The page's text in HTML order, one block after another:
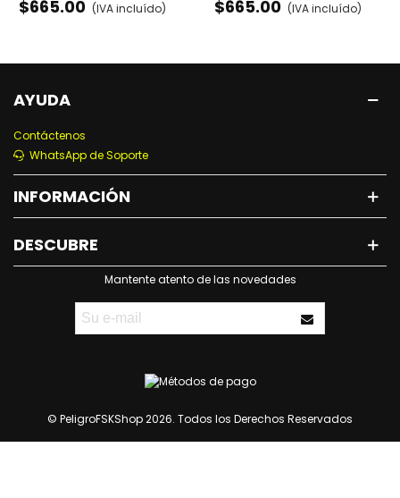
MUÑEQUERAS
$665.00 (IVA incluído)
MUÑEQUERAS
$665.00 (IVA incluído)
AYUDA
Contáctenos
WhatsApp de Soporte
INFORMACIÓN
DESCUBRE
Mantente atento de las novedades
© PeligroFSKShop 2026. Todos los Derechos Reservados